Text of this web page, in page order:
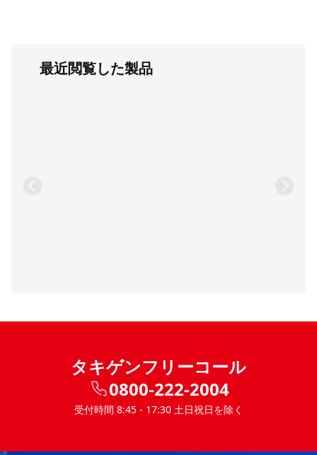
最近閲覧した製品
タキゲンフリーコール
0800-222-2004
受付時間 8:45 - 17:30 土日祝日を除く